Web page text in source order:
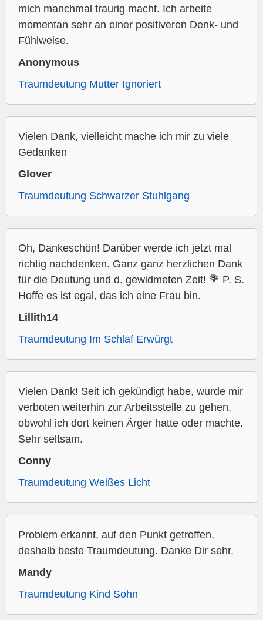
mich manchmal traurig macht. Ich arbeite
momentan sehr an einer positiveren Denk- und
Fühlweise.
Anonymous
Traumdeutung Mutter Ignoriert
Vielen Dank, vielleicht mache ich mir zu viele
Gedanken
Glover
Traumdeutung Schwarzer Stuhlgang
Oh, Dankeschön! Darüber werde ich jetzt mal
richtig nachdenken. Ganz ganz herzlichen Dank
für die Deutung und d. gewidmeten Zeit! 💐 P. S.
Hoffe es ist egal, das ich eine Frau bin.
Lillith14
Traumdeutung Im Schlaf Erwürgt
Vielen Dank! Seit ich gekündigt habe, wurde mir
verboten weiterhin zur Arbeitsstelle zu gehen,
obwohl ich dort keinen Ärger hatte oder machte.
Sehr seltsam.
Conny
Traumdeutung Weißes Licht
Problem erkannt, auf den Punkt getroffen,
deshalb beste Traumdeutung. Danke Dir sehr.
Mandy
Traumdeutung Kind Sohn